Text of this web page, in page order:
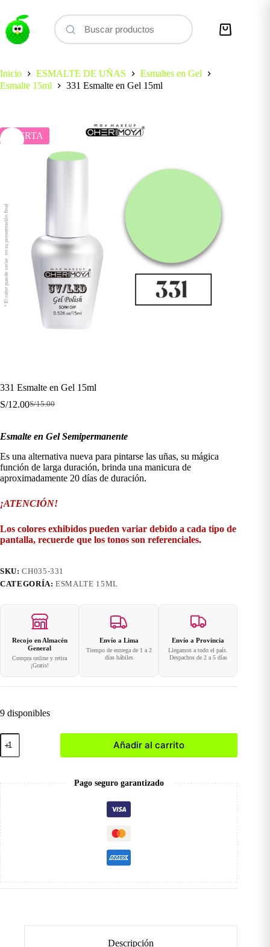
contenido
Carro
Inicio
ESMALTE DE UÑAS
Esmaltes en Gel
Esmalte 15ml
331 Esmalte en Gel 15ml
OFERTA
331 Esmalte en Gel 15ml
S/15.00
El
era:
S/15.00.
S/12.00El
es:
S/12.00.
Esmalte en Gel Semipermanente
Es una alternativa nueva para pintarse las uñas, su mágica
función de larga duración, brinda una manicura de
aproximadamente 20 días de duración.
¡ATENCIÓN!
Los colores exhibidos pueden variar debido a cada tipo de
pantalla, recuerde que los tonos son referenciales.
SKU:CH035-331
CATEGORÍA:ESMALTE 15ML
Recojo en Almacén
General
Compra online y retira
¡Gratis!
Envío a Lima
Tiempo de entrega de 1 a 2
días hábiles
Envío a Provincia
Llegamos a todo el país.
Despachos de 2 a 5 días
9 disponibles
331
Esmalte
en
cantidad
Añadir al carrito
Pago seguro garantizado
Descripción